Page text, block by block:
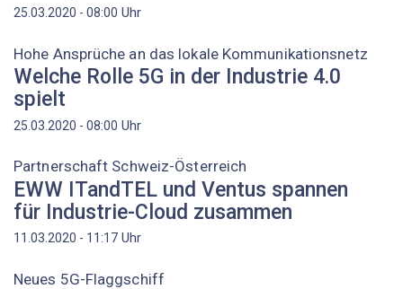
25.03.2020 - 08:00 Uhr
Hohe Ansprüche an das lokale Kommunikationsnetz
Welche Rolle 5G in der Industrie 4.0
spielt
25.03.2020 - 08:00 Uhr
Partnerschaft Schweiz-Österreich
EWW ITandTEL und Ventus spannen
für Industrie-Cloud zusammen
11.03.2020 - 11:17 Uhr
Neues 5G-Flaggschiff